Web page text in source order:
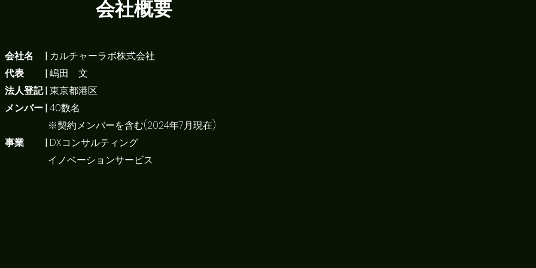
会社概要
会社名 | カルチャーラボ株式会社
代表 |嶋田 文
法人登記 |東京都港区
メンバー | ​40数名
※契約メンバーを含む(2024年7月現在)
事業 | DXコンサルティング
イノベーションサービス